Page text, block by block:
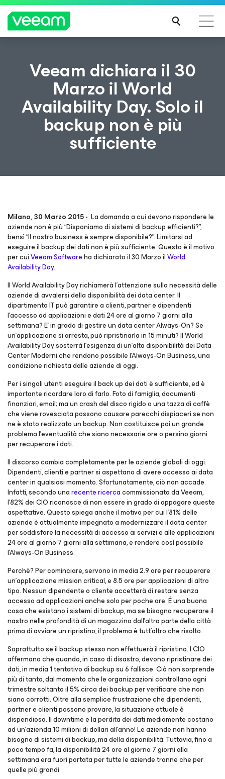
Linee guida di Veeam per i clienti interessati
dall'aggiornamento dei contenuti di CrowdStrike
SAPE
RNE
Veeam dichiara il 30
Marzo il World
Availability Day. Solo il
backup non è più
sufficiente
Milano, 30 Marzo 2015 - La domanda a cui devono rispondere le
aziende non è più “Disponiamo di sistemi di backup efficienti?”,
bensì “Il nostro business è sempre disponibile?”. Limitarsi ad
eseguire il backup dei dati non è più sufficiente. Questo è il motivo
per cuiVeeam Softwareha dichiarato il 30 Marzo ilWorld
Availability Day.
Il World Availability Day richiamerà l’attenzione sulla necessità delle
aziende di avvalersi della disponibilità dei data center. Il
dipartimento IT può garantire a clienti, partner e dipendenti
l’accesso ad applicazioni e dati 24 ore al giorno 7 giorni alla
settimana? E’ in grado di gestire un data center Always-On? Se
un’applicazione si arresta, può ripristinarla in 15 minuti? Il World
Availability Day sosterrà l’esigenza di un’alta disponibilità dei Data
Center Moderni che rendono possibile l’Always-On Business, una
condizione richiesta dalle aziende di oggi.
Per i singoli utenti eseguire il back up dei dati è sufficiente, ed è
importante ricordare loro di farlo. Foto di famiglia, documenti
finanziari, email; ma un crash del disco rigido o una tazza di caffè
che viene rovesciata possono causare parecchi dispiaceri se non
ne è stato realizzato un backup. Non costituisce poi un grande
problema l’eventualità che siano necessarie ore o persino giorni
per recuperare i dati.
Il discorso cambia completamente per le aziende globali di oggi.
Dipendenti, clienti e partner si aspettano di avere accesso ai data
center in qualsiasi momento. Sfortunatamente, ciò non accade.
Infatti, secondo unarecente ricercacommissionata da Veeam,
l’82% dei CIO riconosce di non essere in grado di appagare queste
aspettative. Questo spiega anche il motivo per cui l’81% delle
aziende è attualmente impegnato a modernizzare il data center
per soddisfare la necessità di accesso ai servizi e alle applicazioni
24 ore al giorno 7 giorni alla settimana, e rendere così possibile
l’Always-On Business.
Perchè? Per cominciare, servono in media 2.9 ore per recuperare
un’applicazione mission critical, e 8.5 ore per applicazioni di altro
tipo. Nessun dipendente o cliente accetterà di restare senza
accesso ad applicazioni anche solo per poche ore. É una buona
cosa che esistano i sistemi di backup, ma se bisogna recuperare il
nastro nelle profondità di un magazzino dall’altra parte della città
prima di avviare un ripristino, il problema è tutt’altro che risolto.
Soprattutto se il backup stesso non effettuerà il ripristino. I CIO
affermano che quando, in caso di disastro, devono ripristinare dei
dati, in media 1 tentativo di backup su 6 fallisce. Ciò non sorprende
più di tanto, dal momento che le organizzazioni controllano ogni
trimestre soltanto il 5% circa dei backup per verificare che non
siano corrotti. Oltre alla semplice frustrazione che dipendenti,
partner e clienti possono provare, la situazione attuale è
dispendiosa. Il downtime e la perdita dei dati mediamente costano
ad un’azienda 10 milioni di dollari all’anno! Le aziende non hanno
bisogno di sistemi di backup, ma della disponibilità. Tuttavia, fino a
poco tempo fa, la disponibilità 24 ore al giorno 7 giorni alla
settimana era fuori portata per tutte le aziende tranne che per
quelle più grandi.